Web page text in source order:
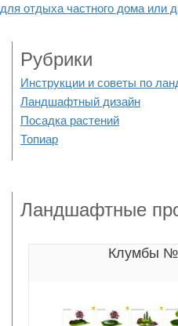
для отдыха частного дома или
Рубрики
Инструкции и советы по
Ландшафтный дизайн
Посадка растений
Топиар
Ландшафтные
Клумбы